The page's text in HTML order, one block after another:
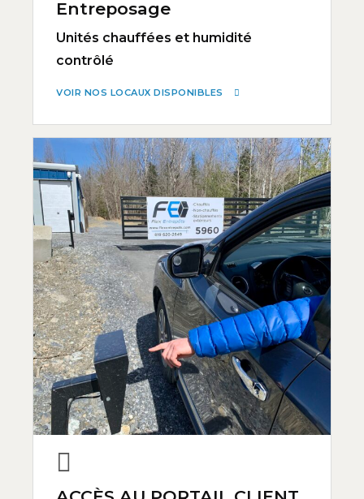
Entreposage
Unités chauffées et humidité
contrôlé
VOIR NOS LOCAUX DISPONIBLES